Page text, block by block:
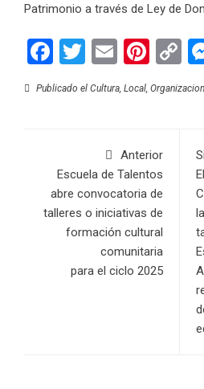
Patrimonio a través de Ley de
Facebook
Twitter
Email
Publicado el Cultura, Local,
Anterior
Escuela de Talentos
abre convocatoria de
talleres o iniciativas de
formación cultural
comunitaria
para el ciclo 2025